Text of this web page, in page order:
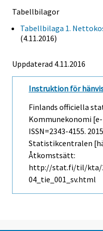
Tabellbilagor
Tabellbilaga 1.
(4.11.2016)
Uppdaterad 4.11.2016
Instruktion för
Finlands officiella
Kommunekonomi
ISSN=2343-4155.
Statistikcentralen
Åtkomstsätt:
http://stat.fi/til/kta/
04_tie_001_sv.html